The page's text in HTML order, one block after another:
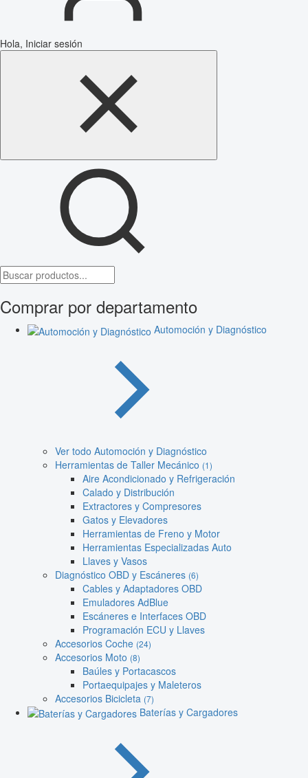
Hola, Iniciar sesión
Comprar por departamento
Automoción y Diagnóstico
Ver todo Automoción y Diagnóstico
Herramientas de Taller Mecánico (1)
Aire Acondicionado y Refrigeración
Calado y Distribución
Extractores y Compresores
Gatos y Elevadores
Herramientas de Freno y Motor
Herramientas Especializadas Auto
Llaves y Vasos
Diagnóstico OBD y Escáneres (6)
Cables y Adaptadores OBD
Emuladores AdBlue
Escáneres e Interfaces OBD
Programación ECU y Llaves
Accesorios Coche (24)
Accesorios Moto (8)
Baúles y Portacascos
Portaequipajes y Maleteros
Accesorios Bicicleta (7)
Baterías y Cargadores